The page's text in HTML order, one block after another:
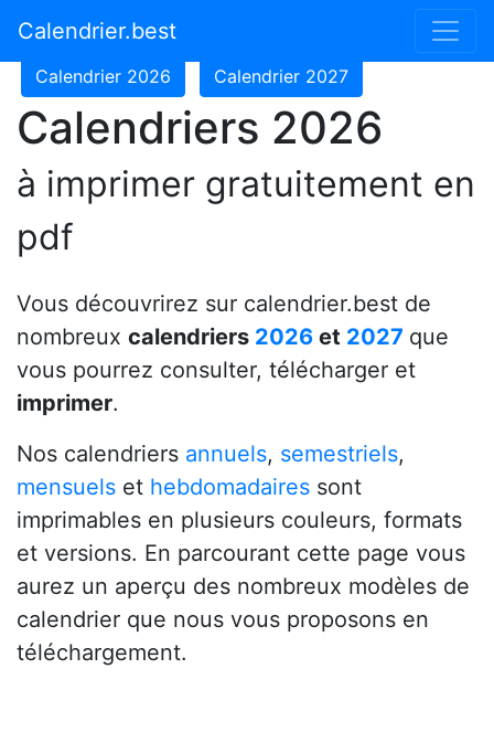
Calendrier.best
Calendrier 2024
Calendrier 2026 Calendrier 2027
Calendriers 2026
à imprimer gratuitement en
pdf
Vous découvrirez sur calendrier.best de
nombreux calendriers 2026 et 2027 que
vous pourrez consulter, télécharger et
imprimer.
Nos calendriers annuels, semestriels,
mensuels et hebdomadaires sont
imprimables en plusieurs couleurs, formats
et versions. En parcourant cette page vous
aurez un aperçu des nombreux modèles de
calendrier que nous vous proposons en
téléchargement.